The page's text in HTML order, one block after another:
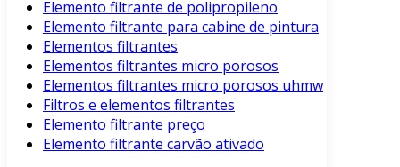
Elemento filtrante de polipropileno
Elemento filtrante para cabine de pintura
Elementos filtrantes
Elementos filtrantes micro porosos
Elementos filtrantes micro porosos uhmw
Filtros e elementos filtrantes
Elemento filtrante preço
Elemento filtrante carvão ativado